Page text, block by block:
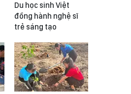
Du học sinh Việt
đồng hành nghệ sĩ
trẻ sáng tạo